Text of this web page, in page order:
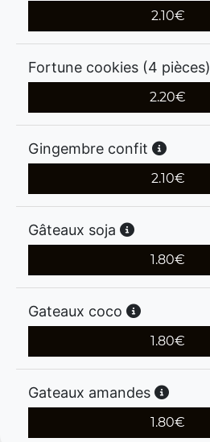
2.10€
Fortune cookies (4 pièces)
2.20€
Gingembre confit
2.10€
Gâteaux soja
1.80€
Gateaux coco
1.80€
Gateaux amandes
1.80€